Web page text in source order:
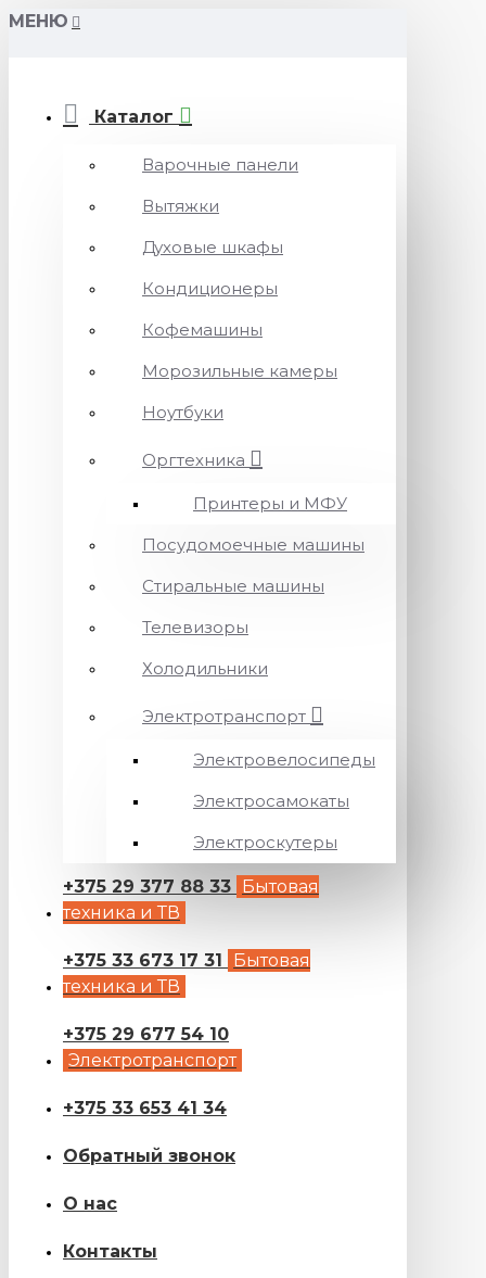
МЕНЮ
Каталог
Варочные панели
Вытяжки
Духовые шкафы
Кондиционеры
Кофемашины
Морозильные камеры
Ноутбуки
Оргтехника
Принтеры и МФУ
Посудомоечные машины
Стиральные машины
Телевизоры
Холодильники
Электротранспорт
Электровелосипеды
Электросамокаты
Электроскутеры
+375 29 377 88 33 Бытовая
техника и ТВ
+375 33 673 17 31
Бытовая
техника и ТВ
+375 29 677 54 10
Электротранспорт
+375 33 653 41 34
Обратный звонок
О нас
Контакты